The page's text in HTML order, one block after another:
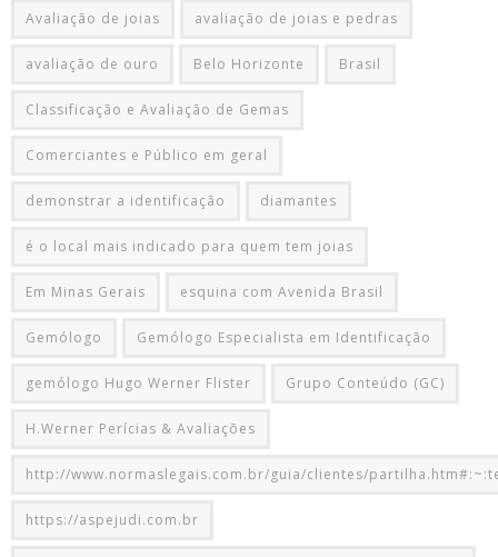
Avaliação de joias avaliação de joias e pedras
avaliação de ouro Belo Horizonte Brasil
Classificação e Avaliação de Gemas
Comerciantes e Público em geral
demonstrar a identificação diamantes
é o local mais indicado para quem tem joias
Em Minas Gerais esquina com Avenida Brasil
Gemólogo Gemólogo Especialista em Identificação
gemólogo Hugo Werner Flister Grupo Conteúdo (GC)
H.Werner Perícias & Avaliações
http://www.normaslegais.com.br/guia/clientes/
https://aspejudi.com.br